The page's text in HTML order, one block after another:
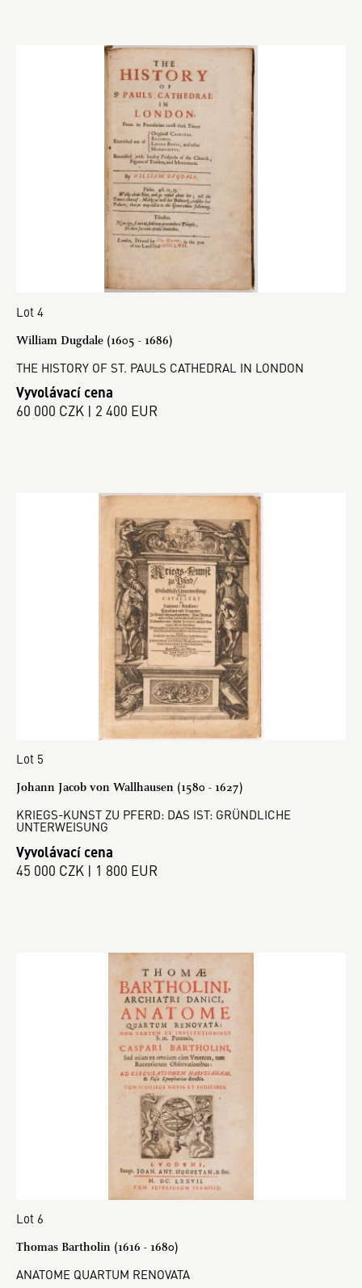
Lot 4
William Dugdale (1605 - 1686)
THE HISTORY OF ST. PAULS CATHEDRAL IN LONDON
Vyvolávací cena
60 000 CZK | 2 400 EUR
Lot 5
Johann Jacob von Wallhausen (1580 - 1627)
KRIEGS-KUNST ZU PFERD: DAS IST: GRÜNDLICHE
UNTERWEISUNG
Vyvolávací cena
45 000 CZK | 1 800 EUR
Lot 6
Thomas Bartholin (1616 - 1680)
ANATOME QUARTUM RENOVATA